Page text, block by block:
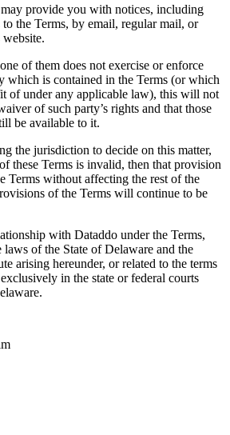
provide you with notices, including
to the Terms, by email, regular mail, or
website.
of them does not exercise or enforce
which is contained in the Terms (or which
of under any applicable law), this will not
of such party’s rights and that those
be available to it.
the jurisdiction to decide on this matter,
these Terms is invalid, then that provision
Terms without affecting the rest of the
of the Terms will continue to be
with Dataddo under the Terms,
laws of the State of Delaware and the
arising hereunder, or related to the terms
in the state or federal courts